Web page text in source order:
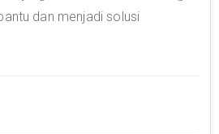
dan menjadi solusi